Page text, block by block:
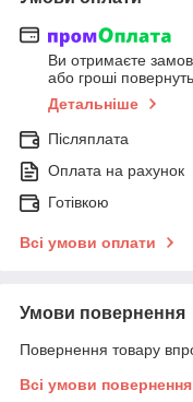
Ви отримаєте
або гроші
Детальніше
Післяплата
Оплата на рахунок
Готівкою
Всі умови оплати
Умови повернення
Повернення товару
Всі умови повернення